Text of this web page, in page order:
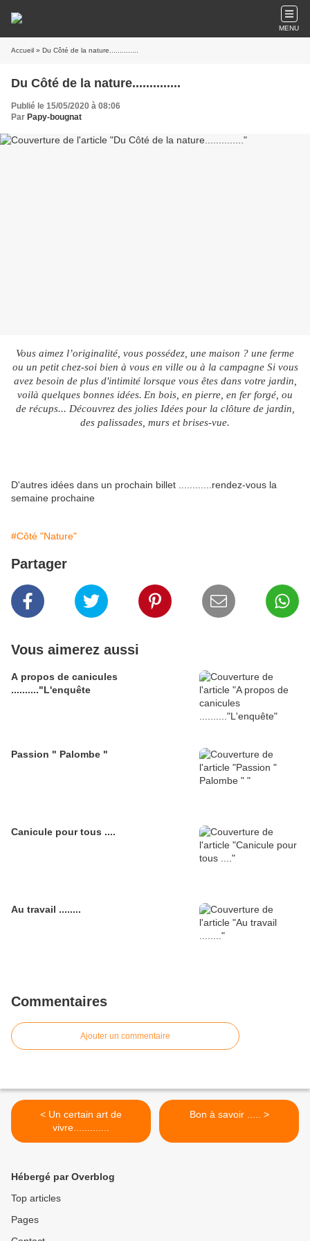
MENU
Accueil » Du Côté de la nature..............
Du Côté de la nature..............
Publié le 15/05/2020 à 08:06
Par Papy-bougnat
Vous aimez l’originalité, vous possédez, une maison ? une ferme
ou un petit chez-soi bien à vous en ville ou à la campagne Si vous
avez besoin de plus d'intimité lorsque vous êtes dans votre jardin,
voilà quelques bonnes idées. En bois, en pierre, en fer forgé, ou
de récups... Découvrez des jolies Idées pour la clôture de jardin,
des palissades, murs et brises-vue.
D'autres idées dans un prochain billet ............rendez-vous la
semaine prochaine
#Côté "Nature"
Partager
Vous aimerez aussi
A propos de canicules
.........."L'enquête
Passion " Palombe "
Canicule pour tous ....
Au travail ........
Commentaires
Ajouter un commentaire
< Un certain art de
vivre.............
Bon à savoir ..... >
Hébergé par Overblog
Top articles
Pages